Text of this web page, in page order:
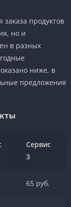
продуктов
но и
в разных
ниже, в
предложения
Сервис
3
65 руб.